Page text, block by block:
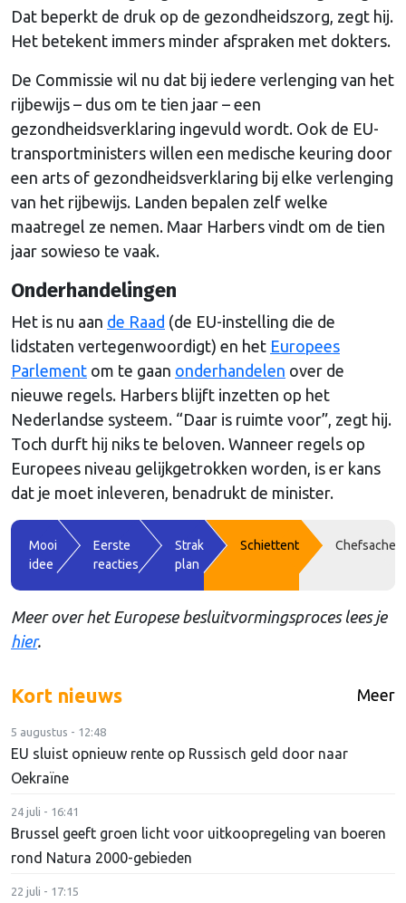
Dat beperkt de druk op de gezondheidszorg, zegt hij.
Het betekent immers minder afspraken met dokters.
De Commissie wil nu dat bij iedere verlenging van het
rijbewijs – dus om te tien jaar – een
gezondheidsverklaring ingevuld wordt. Ook de EU-
transportministers willen een medische keuring door
een arts of gezondheidsverklaring bij elke verlenging
van het rijbewijs. Landen bepalen zelf welke
maatregel ze nemen. Maar Harbers vindt om de tien
jaar sowieso te vaak.
Onderhandelingen
Het is nu aan de Raad (de EU-instelling die de
lidstaten vertegenwoordigt) en het Europees
Parlement om te gaan onderhandelen over de
nieuwe regels. Harbers blijft inzetten op het
Nederlandse systeem. “Daar is ruimte voor”, zegt hij.
Toch durft hij niks te beloven. Wanneer regels op
Europees niveau gelijkgetrokken worden, is er kans
dat je moet inleveren, benadrukt de minister.
Mooi
idee
Eerste
reacties
Strak
plan
Schiettent Chefsache
Meer over het Europese besluitvormingsproces lees je
hier.
Kort nieuws Meer
5 augustus - 12:48
EU sluist opnieuw rente op Russisch geld door naar
Oekraïne
24 juli - 16:41
Brussel geeft groen licht voor uitkoopregeling van boeren
rond Natura 2000-gebieden
22 juli - 17:15